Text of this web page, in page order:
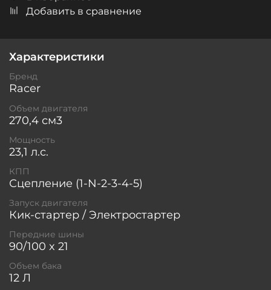
Добавить в сравнение
Характеристики
Бренд
Racer
Объем двигателя
270,4 см3
Мощность
23,1 л.с.
КПП
Сцепление (1-N-2-3-4-5)
Запуск двигателя
Кик-стартер / Электростартер
Передние шины
90/100 x 21
Объем бака
12 Л